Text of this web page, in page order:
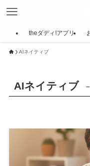
theダディ!アプリ
AIネイティブ
AIネイティブ